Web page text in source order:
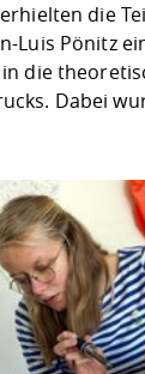
die
Luis Pönitz
die
Dabei